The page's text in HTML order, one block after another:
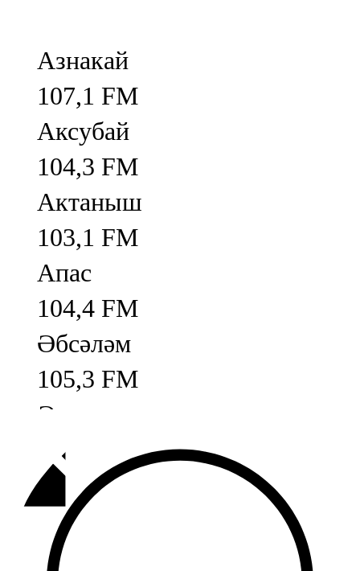
Азнакай
107,1 FM
Аксубай
104,3 FM
Актаныш
103,1 FM
Апас
104,4 FM
Әбсәләм
105,3 FM
Әлмәт
92,9 FM
Базарлы матак
107,1 FM
Балык бистәсе